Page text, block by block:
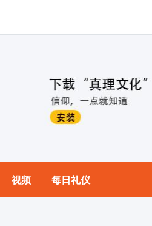
视频 每日礼仪